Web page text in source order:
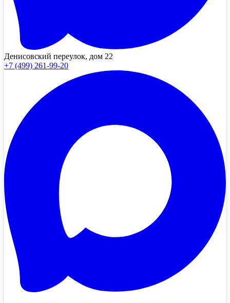
Денисовский переулок, дом 22
+7 (499) 261-99-20